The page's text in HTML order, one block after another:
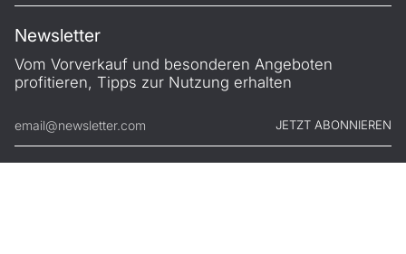
Newsletter
Vom Vorverkauf und besonderen Angeboten
profitieren, Tipps zur Nutzung erhalten
JETZT ABONNIEREN